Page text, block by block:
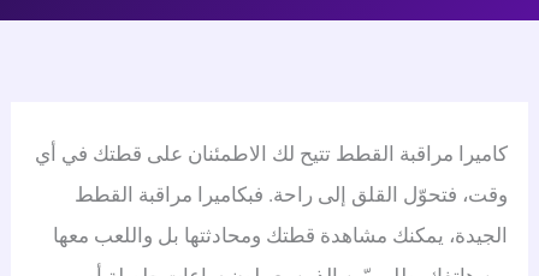
كاميرا مراقبة القطط تتيح لك الاطمئنان على قطتك في أي
وقت، فتحوّل القلق إلى راحة. فبكاميرا مراقبة القطط
الجيدة، يمكنك مشاهدة قطتك ومحادثتها بل واللعب معها